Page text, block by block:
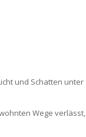
und Schatten
Wege